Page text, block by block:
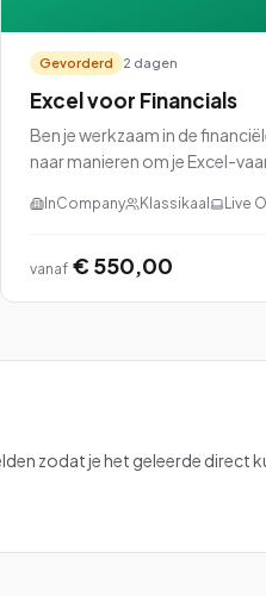
Gevorderd 2 dagen
Excel voor Financials
Ben je werkzaam in de
naar manieren om je Excel-
precies wat je nodig hebt!
InCompany Klassikaal Live
vanaf € 550,00
zodat je het geleerde direct